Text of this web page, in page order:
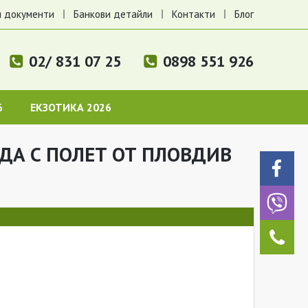
Банкови детайли Контакти Блог
02/ 831 07 25 0898 551 926
ЕКЗОТИКА 2026
С ПОЛЕТ ОТ ПЛОВДИВ